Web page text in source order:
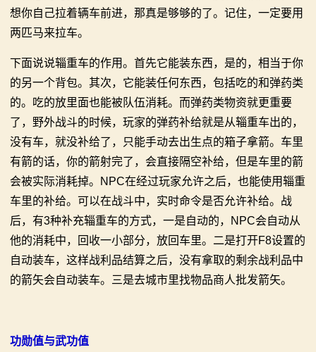
想你自己拉着辆车前进，那真是够够的了。记住，一定要用
两匹马来拉车。
下面说说辎重车的作用。首先它能装东西，是的，相当于你
的另一个背包。其次，它能装任何东西，包括吃的和弹药类
的。吃的放里面也能被队伍消耗。而弹药类物资就更重要
了，野外战斗的时候，玩家的弹药补给就是从辎重车出的，
没有车，就没补给了，只能手动去出生点的箱子拿箭。车里
有箭的话，你的箭射完了，会直接隔空补给，但是车里的箭
会被实际消耗掉。NPC在经过玩家允许之后，也能使用辎重
车里的补给。可以在战斗中，实时命令是否允许补给。战
后，有3种补充辎重车的方式，一是自动的，NPC会自动从
他的消耗中，回收一小部分，放回车里。二是打开F8设置的
自动装车，这样战利品结算之后，没有拿取的剩余战利品中
的箭矢会自动装车。三是去城市里找物品商人批发箭矢。
功勋值与武功值